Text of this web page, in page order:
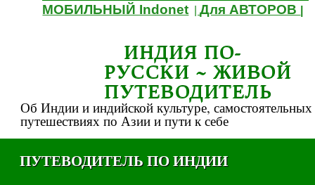
МОБИЛЬНЫЙ Indonet |Для АВТОРОВ
ИНДИЯ ПО-
РУССКИ ~ ЖИВОЙ
ПУТЕВОДИТЕЛЬ
Об Индии и индийской культуре, самостоятельных
путешествиях по Азии и пути к себе
ПУТЕВОДИТЕЛЬ ПО ИНДИИ